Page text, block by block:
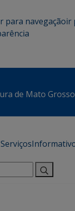
para navegaçãoir
de Mato
Serviços